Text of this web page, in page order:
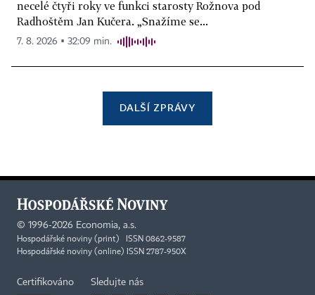
necelé čtyři roky ve funkci starosty Rožnova pod
Radhoštěm Jan Kučera. „Snažíme se...
7. 8. 2026 ▪ 32:09 min.
DALŠÍ ZPRÁVY
© 1996-2026 Economia, a.s.
Hospodářské noviny (print) ISSN 0862-9587
Hospodářské noviny (online) ISSN 2787-950X
Certifikováno Sledujte nás